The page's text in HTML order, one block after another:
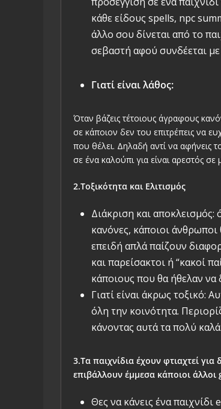
κάθε είδους spells, npc
άλλο σου δίνεται από το
σεβαστή αφού συνδέεται με
Γιατί είναι λάθος:
Όταν βάζεις τέτοιους άγραφους
σε κάποιον δεν του επιτρέπεις να
που θέλει. Δηλαδή αντί να αφήνεις
σε ένα καλούπι για είναι αρεστός σε
2.Τοξικότητα και Ελιτισμός
Διάκριση και
κανόνες, κάποιοι
επειδή απλά παίζουν
και παρείσακτοι ή “κακοί
κάποιους που θα ήθελαν να
Γιατί είναι άκρως τοξικό:
όλη την κοινότητα.
κάνοντας αυτά τα πολύ
3.Τα παιχνίδια έχουν φτιαχτεί
επιβάλλουν έμμεσα κάποιοι άλλοι
Θες να κάνεις ένα